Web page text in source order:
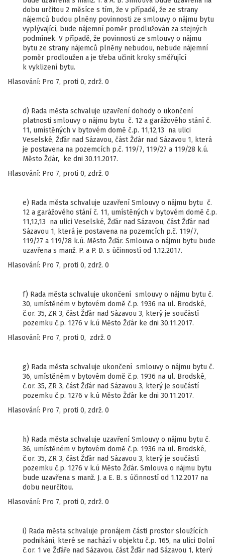
dobu určitou 2 měsíce s tím, že v případě, že ze strany
nájemců budou plněny povinnosti ze smlouvy o nájmu bytu
vyplývající, bude nájemní poměr prodlužován za stejných
podmínek. V případě, že povinnosti ze smlouvy o nájmu
bytu ze strany nájemců plněny nebudou, nebude nájemní
poměr prodloužen a je třeba učinit kroky směřující
k vyklizení bytu.
Hlasování: Pro 7, proti 0, zdrž. 0
d) Rada města schvaluje uzavření dohody o ukončení
platnosti smlouvy o nájmu bytu č. 12 a garážového stání č.
11, umístěných v bytovém domě č.p. 11,12,13 na ulici
Veselské, Žďár nad Sázavou, část Žďár nad Sázavou 1, která
je postavena na pozemcích p.č. 119/7, 119/27 a 119/28 k.ú.
Město Žďár, ke dni 30.11.2017.
Hlasování: Pro 7, proti 0, zdrž. 0
e) Rada města schvaluje uzavření Smlouvy o nájmu bytu č.
12 a garážového stání č. 11, umístěných v bytovém domě č.p.
11,12,13 na ulici Veselské, Žďár nad Sázavou, část Žďár nad
Sázavou 1, která je postavena na pozemcích p.č. 119/7,
119/27 a 119/28 k.ú. Město Žďár. Smlouva o nájmu bytu bude
uzavřena s manž. P. a P. D. s účinností od 1.12.2017.
Hlasování: Pro 7, proti 0, zdrž. 0
f) Rada města schvaluje ukončení smlouvy o nájmu bytu č.
30, umístěném v bytovém domě č.p. 1936 na ul. Brodské,
č.or. 35, ZR 3, část Žďár nad Sázavou 3, který je součástí
pozemku č.p. 1276 v k.ú Město Žďár ke dni 30.11.2017.
Hlasování: Pro 7, proti 0, zdrž. 0
g) Rada města schvaluje ukončení smlouvy o nájmu bytu č.
36, umístěném v bytovém domě č.p. 1936 na ul. Brodské,
č.or. 35, ZR 3, část Žďár nad Sázavou 3, který je součástí
pozemku č.p. 1276 v k.ú Město Žďár ke dni 30.11.2017.
Hlasování: Pro 7, proti 0, zdrž. 0
h) Rada města schvaluje uzavření Smlouvy o nájmu bytu č.
36, umístěném v bytovém domě č.p. 1936 na ul. Brodské,
č.or. 35, ZR 3, část Žďár nad Sázavou 3, který je součástí
pozemku č.p. 1276 v k.ú Město Žďár. Smlouva o nájmu bytu
bude uzavřena s manž. J. a E. B. s účinností od 1.12.2017 na
dobu neurčitou.
Hlasování: Pro 7, proti 0, zdrž. 0
i) Rada města schvaluje pronájem části prostor sloužících
podnikání, které se nachází v objektu č.p. 165, na ulici Dolní
č.or. 1 ve Žďáře nad Sázavou, část Žďár nad Sázavou 1, který